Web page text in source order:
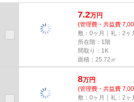
す。内装もきれいな一押しの築...
7.2万円
(管理費・共益費
敷：0ヶ月｜礼：2ヶ
所在階：1階
間取り：1K
面積：25.72㎡
8万円
(管理費・共益費
敷：0ヶ月｜礼：2ヶ